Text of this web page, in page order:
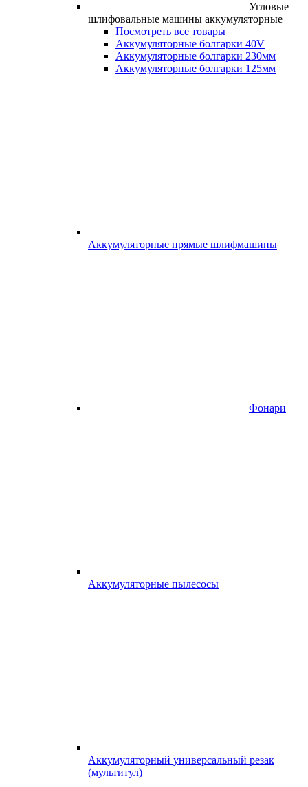
Угловые
шлифовальные машины аккумуляторные
Посмотреть все товары
Аккумуляторные болгарки 40V
Аккумуляторные болгарки 230мм
Аккумуляторные болгарки 125мм
Аккумуляторные прямые шлифмашины
Фонари
Аккумуляторные пылесосы
Аккумуляторный универсальный резак
(мультитул)